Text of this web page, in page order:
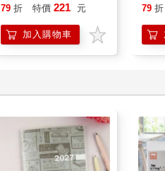
79 折 特價 221 元
加入購物車
79 折